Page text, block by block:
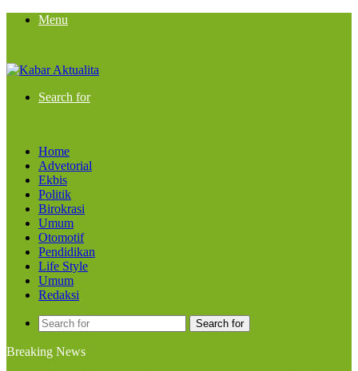
Menu
Search for
Home
Advetorial
Ekbis
Politik
Birokrasi
Umum
Otomotif
Pendidikan
Life Style
Umum
Redaksi
Search for
Breaking News